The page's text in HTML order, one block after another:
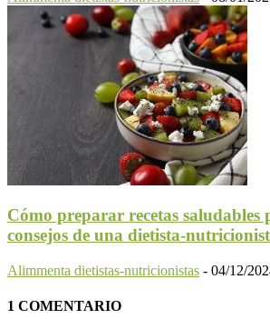
Cómo preparar recetas saludables
consejos de una dietista-
Alimmenta dietistas-nutricionistas - 04/12/
1 COMENTARIO